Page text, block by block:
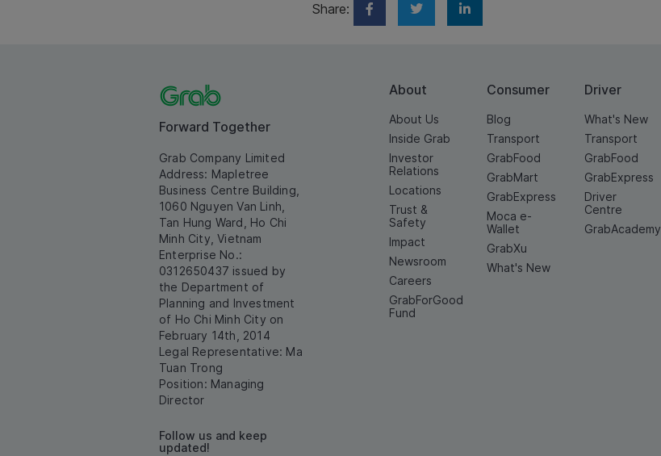
Share:
Forward Together
Grab Company Limited
Address: Mapletree
Business Centre Building,
1060 Nguyen Van Linh,
Tan Hung Ward, Ho Chi
Minh City, Vietnam
Enterprise No.:
0312650437 issued by
the Department of
Planning and Investment
of Ho Chi Minh City on
February 14th, 2014
Legal Representative: Ma
Tuan Trong
Position: Managing
Director
Follow us and keep
updated!
About
About Us
Inside Grab
Investor
Relations
Locations
Trust &
Safety
Impact
Newsroom
Careers
GrabForGood
Fund
Consumer
Blog
Transport
GrabFood
GrabMart
GrabExpress
Moca e-
Wallet
GrabXu
What's New
Driver
What's New
Transport
GrabFood
GrabExpress
Driver
Centre
GrabAcademy